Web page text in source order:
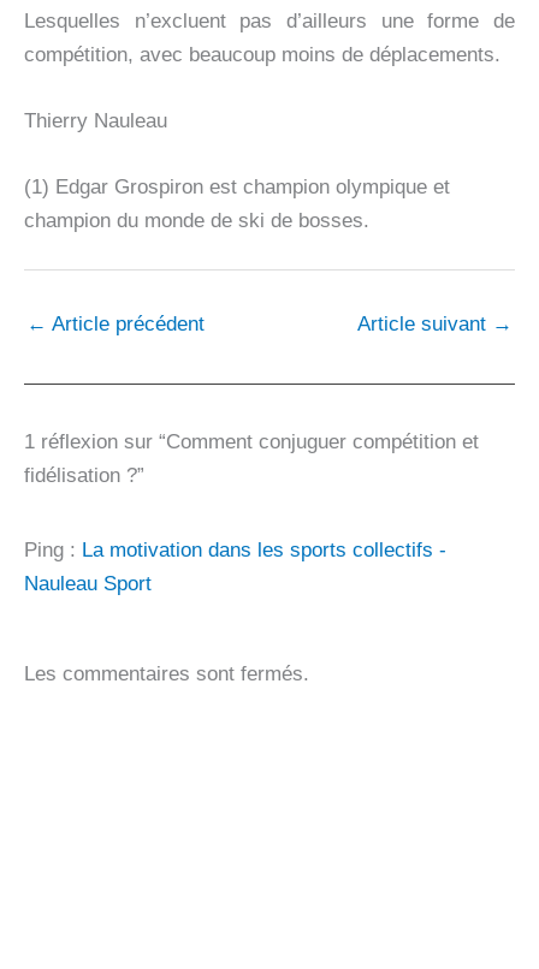
Lesquelles n’excluent pas d’ailleurs une forme de
compétition, avec beaucoup moins de déplacements.
Thierry Nauleau
(1) Edgar Grospiron est champion olympique et
champion du monde de ski de bosses.
← Article précédent Article suivant →
1 réflexion sur “Comment conjuguer compétition et
fidélisation ?”
Ping : La motivation dans les sports collectifs -
Nauleau Sport
Les commentaires sont fermés.